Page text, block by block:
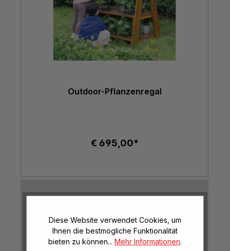
Outdoor-Pflanzenregal
€ 695,00*
Hochbeete und Pflanzkübel
für den Kindergarten –
Natur erleben und
Diese Website verwendet Cookies, um
Ihnen die bestmögliche Funktionalität
bieten zu können... Mehr Informationen.